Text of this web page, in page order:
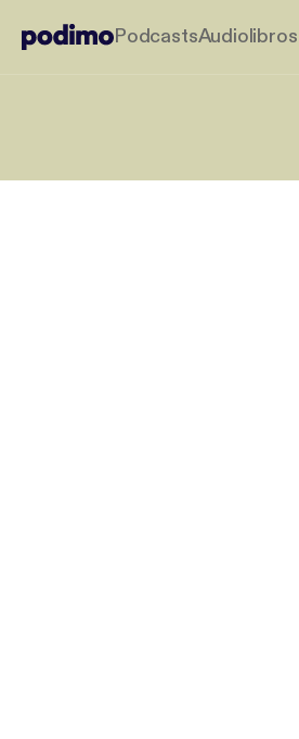
PodcastsAudiolibros